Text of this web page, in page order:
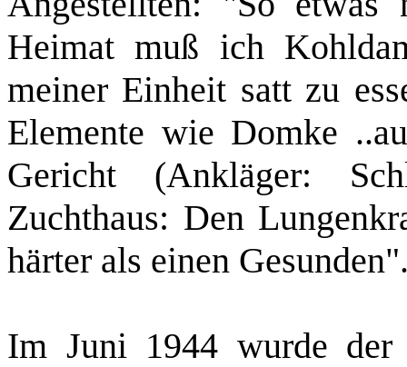
Heimat muß ich
meiner Einheit satt zu
Elemente wie Domke
Gericht (Ankläger:
Zuchthaus: Den
härter als einen
Im Juni 1944 wurde der